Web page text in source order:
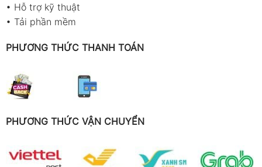
• Hỗ trợ kỹ thuật
• Tải phần mềm
PHƯƠNG THỨC THANH TOÁN
PHƯƠNG THỨC VẬN CHUYỂN